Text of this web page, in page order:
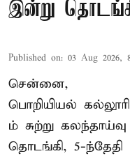
இன்று
Published on: 03 Aug 2026,
சென்னை,
பொறியியல்
ம் சுற்று
தொடங்கி, 5-